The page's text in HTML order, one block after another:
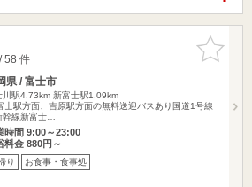
お気に入
りに追加
58 件
県 / 富士市
川駅4.73km 新富士駅1.09km
士駅方面、吉原駅方面の無料送迎バスあり国道1号線
幹線新富士…
時間 9:00～23:00
料金 880円～
り お食事・食事処